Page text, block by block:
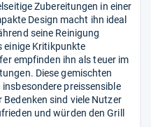
Zubereitungen in einer
Design macht ihn ideal
seine Reinigung
einige Kritikpunkte
empfinden ihn als teuer im
Diese gemischten
preissensible
sind viele Nutzer
und würden den Grill